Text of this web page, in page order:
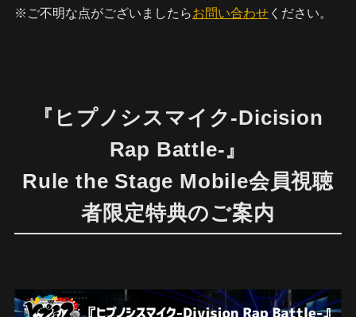
※ご不明な点がございましたらお問い合わせください。
『ヒプノシスマイク-Dicision
Rap Battle-』
Rule the Stage Mobile会員視聴
者限定特典のご案内